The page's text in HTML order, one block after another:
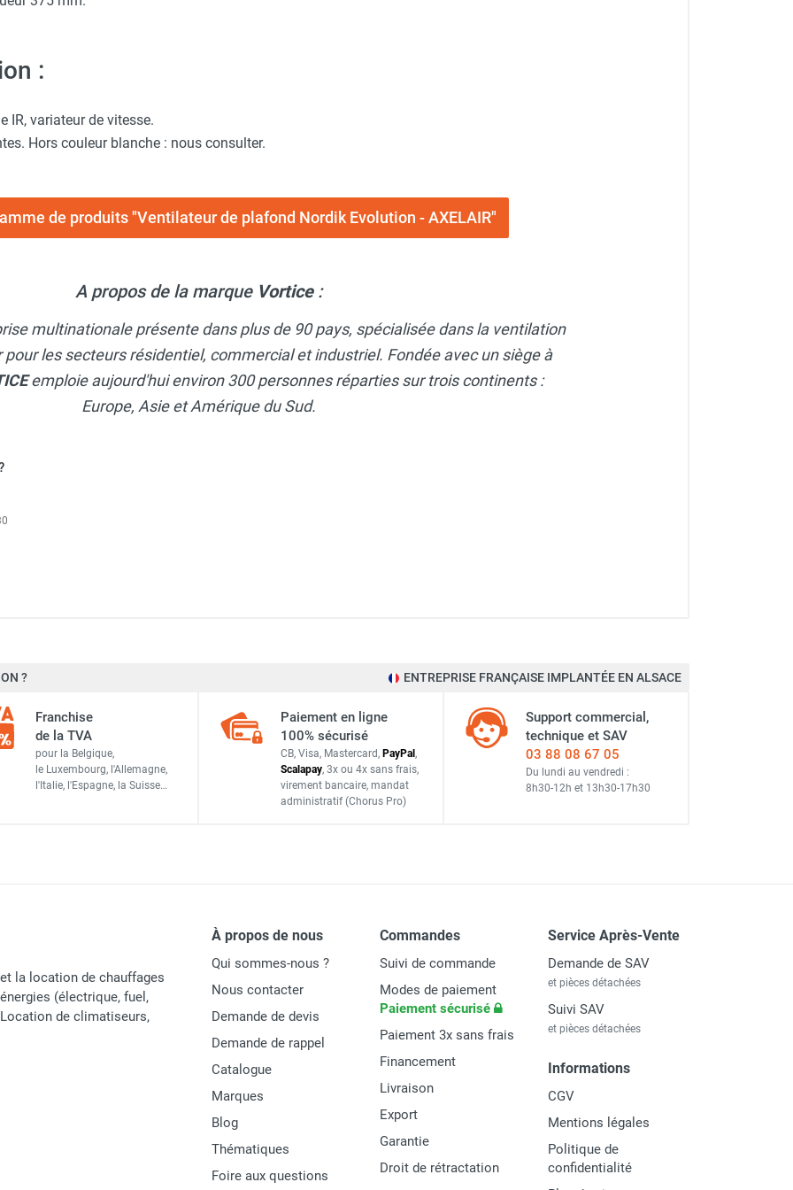
:
IR, variateur de vitesse.
Hors couleur blanche : nous consulter.
de produits "Ventilateur de plafond Nordik Evolution - AXELAIR"
A propos de la marque Vortice:
multinationale présente dans plus de 90 pays, spécialisée dans la ventilation
les secteurs résidentiel, commercial et industriel. Fondée avec un siège à
emploie aujourd'hui environ 300 personnes réparties sur trois continents :
Europe, Asie et Amérique du Sud.
16 580 m³/h
200 RPM
70 W
NORDIK EVOLUTION R 140/56" NERO (61759)
Nordik Evolution VPNEG120 - VORTICE-AXELAIR
Nordik Evolution VPNEC120 - VORTICE-AXELAIR
? ENTREPRISE FRANÇAISE IMPLANTÉE EN ALSACE
Franchise
de la TVA
pour la Belgique,
le Luxembourg, l'Allemagne,
l'Italie, l'Espagne, la Suisse…
Paiement en ligne
100% sécurisé
CB, Visa, Mastercard, PayPal ,
Scalapay, 3x ou 4x sans frais,
virement bancaire, mandat
administratif (Chorus Pro)
Support commercial,
technique et SAV
03 88 08 67 05
Du lundi au vendredi :
8h30-12h et 13h30-17h30
la location de chauffages
(électrique, fuel,
de climatiseurs,
À propos de nous
Qui sommes-nous ?
Nous contacter
Demande de devis
Demande de rappel
Catalogue
Marques
Blog
Thématiques
Foire aux questions
Commandes
Suivi de commande
Modes de paiement
Paiement sécurisé
Paiement 3x sans frais
Financement
Livraison
Export
Garantie
Droit de rétractation
Service Après-Vente
Demande de SAV
et pièces détachées
Suivi SAV
et pièces détachées
Informations
CGV
Mentions légales
Politique de
confidentialité